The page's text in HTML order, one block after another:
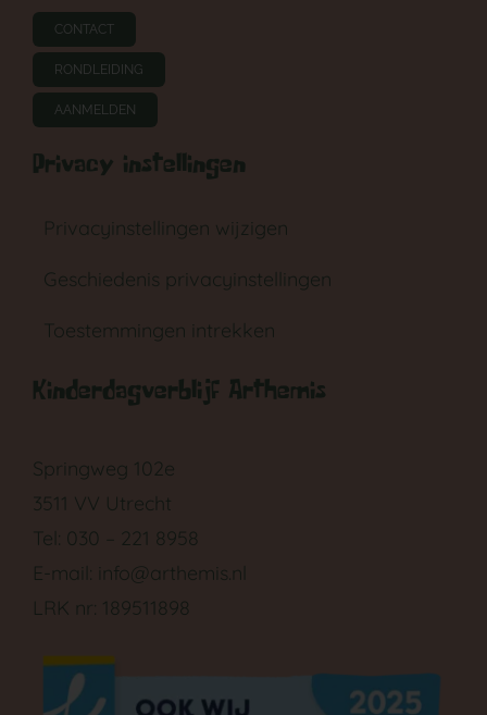
CONTACT
RONDLEIDING
AANMELDEN
Privacy instellingen
Privacyinstellingen wijzigen
Geschiedenis privacyinstellingen
Toestemmingen intrekken
Kinderdagverblijf Arthemis
Springweg 102e
3511 VV Utrecht
Tel: 030 – 221 8958
E-mail: info@arthemis.nl
LRK nr: 189511898